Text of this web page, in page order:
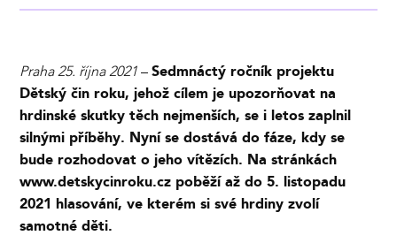
Praha 25. října 2021 –Sedmnáctý ročník projektu
Dětský čin roku, jehož cílem je upozorňovat na
hrdinské skutky těch nejmenších, se i letos zaplnil
silnými příběhy. Nyní se dostává do fáze, kdy se
bude rozhodovat o jeho vítězích. Na stránkách
www.detskycinroku.cz poběží až do 5. listopadu
2021 hlasování, ve kterém si své hrdiny zvolí
samotné děti.